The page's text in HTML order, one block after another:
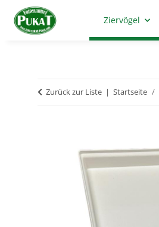
Ziervögel
Zurück zur Liste Startseite